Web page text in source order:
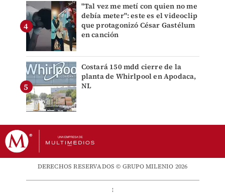
"Tal vez me metí con quien no me
debía meter": este es el videoclip
que protagonizó César Gastélum
en canción
Costará 150 mdd cierre de la
planta de Whirlpool en Apodaca,
NL
DERECHOS RESERVADOS © GRUPO MILENIO 2026